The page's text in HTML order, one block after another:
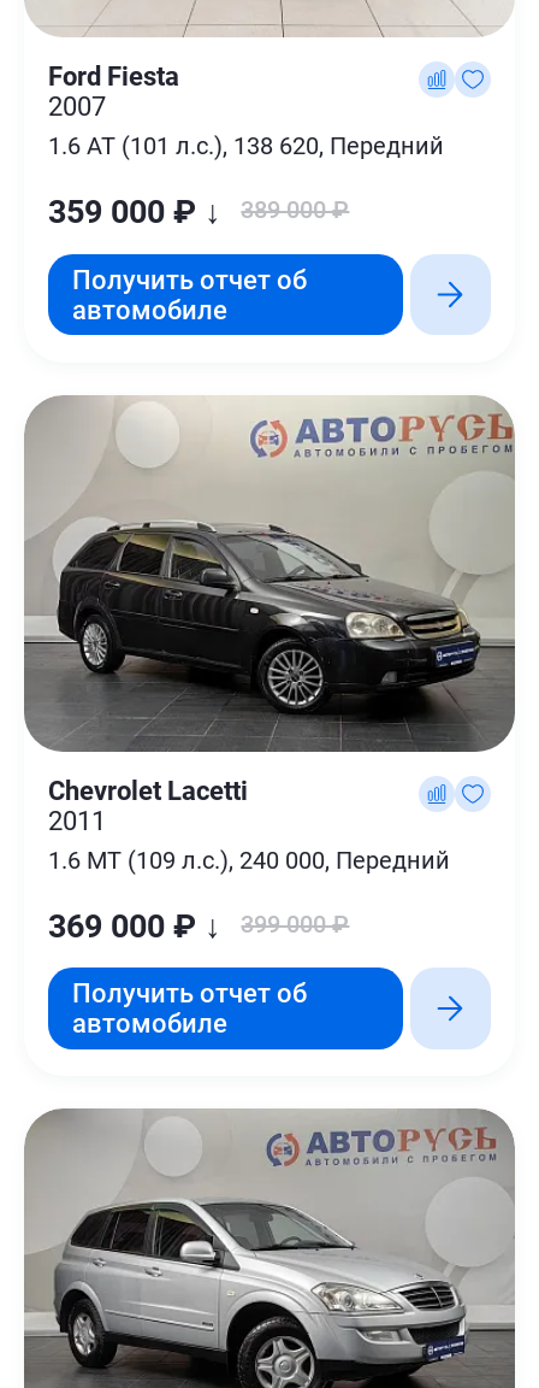
Ford Fiesta
2007
1.6 AT (101 л.с.), 138 620, Передний
359 000 ₽ ↓ 389 000 ₽
Получить отчет об
автомобиле
Chevrolet Lacetti
2011
1.6 MT (109 л.с.), 240 000, Передний
369 000 ₽ ↓ 399 000 ₽
Получить отчет об
автомобиле